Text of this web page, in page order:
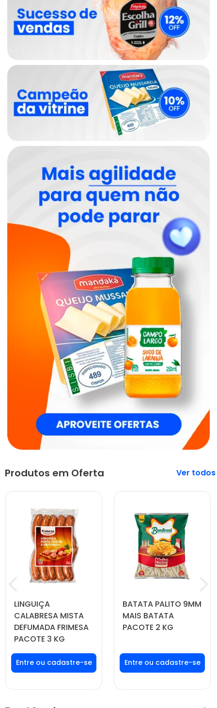
Produtos em Oferta
LINGUIÇA
CALABRESA MISTA
DEFUMADA FRIMESA
PACOTE 3 KG
Faça seu login ou
cadastre-se para
ver preços e
BATATA PALITO 9MM
MAIS BATATA
PACOTE 2 KG
Faça seu login ou
cadastre-se para
ver preços e